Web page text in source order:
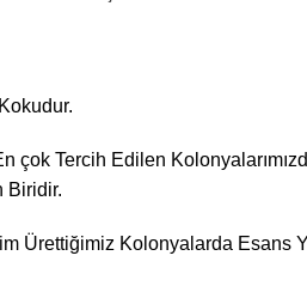
çok Tercih Edilen
Biridir.
Ürettiğimiz Kolonyalarda Esans